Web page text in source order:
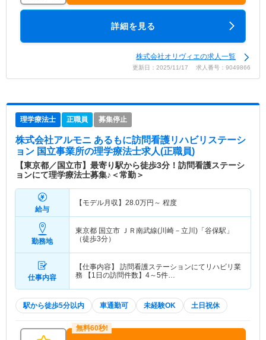
詳細を見る
株式会社オリヴィエの求人一覧
更新日：2025/11/17 求人番号：9049866
理学療法士 正職員 募集停止
株式会社アルモニ あるもに訪問看護リハビリステーシ
ョン 国立事業所の理学療法士求人(正職員)
【東京都／国立市】最寄り駅から徒歩3分！訪問看護ステーシ
ョンにて理学療法士募集♪＜常勤＞
給与
【モデル月収】 28.0万円～ 程度
勤務地
東京都 国立市 ＪＲ南武線(川崎－立川)「谷保駅」
（徒歩3分）
仕事内容
【仕事内容】 訪問看護ステーションにてリハビリ業
務 【1日の訪問件数】4～5件…
駅から徒歩5分以内 車通勤可 未経験OK 土日祝休